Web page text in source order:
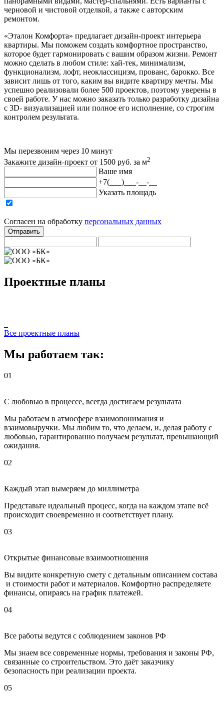
черновой и чистовой отделкой, а также с авторским
ремонтом.
«Эталон Комфорта» предлагает дизайн-проект интерьера
квартиры. Мы поможем создать комфортное пространство,
которое будет гармонировать с вашим образом жизни. Ремонт
можно сделать в любом стиле: хай-тек, минимализм,
функционализм, лофт, неоклассицизм, прованс, барокко. Все
зависит лишь от того, каким вы видите квартиру мечты. Мы
успешно реализовали более 500 проектов, поэтому уверены в
своей работе. У нас можно заказать только разработку дизайна
с 3D- визуализацией или полное его исполнение, со строгим
контролем результата.
Мы перезвоним через 10 минут
Закажите дизайн-проект от 1500 руб. за м2
Ваше имя
+7(___)___-__-__
Указать площадь
Согласен на обработку персональныx данных
Отправить
Проектные планы
Все проектные планы
Мы работаем так:
01
С любовью в процессе, всегда достигаем результата
Мы работаем в атмосфере взаимопонимания и
взаимовыручки. Мы любим то, что делаем, и, делая работу с
любовью, гарантированно получаем результат, превышающий
ожидания.
02
Каждый этап вымеряем до миллиметра
Представьте идеальный процесс, когда на каждом этапе всё
происходит своевременно и соответствует плану.
03
Открытые финансовые взаимоотношения
Вы видите конкретную смету с детальным описанием состава
и стоимости работ и материалов. Комфортно распределяете
финансы, опираясь на график платежей.
04
Все работы ведутся с соблюдением законов РФ
Мы знаем все современные нормы, требования и законы РФ,
связанные со строительством. Это даёт заказчику
безопасность при реализации проекта.
05